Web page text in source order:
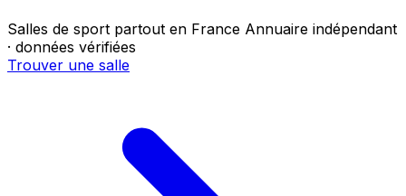
Salles de sport partout en France Annuaire indépendant
· données vérifiées
Trouver une salle